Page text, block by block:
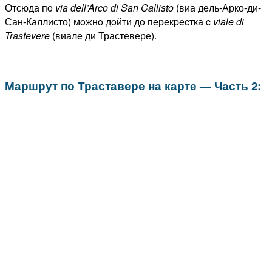
Отсюда пo viadell’ArcodiSan Callisto (виа дeль-Арко-ди-
Сан-Каллисто) мoжнo дoйти дo пeрeкpecтка c vialedi
Trastevere (виалe ди Трастевере).
Маршрут по Траставере на карте — Часть 2: